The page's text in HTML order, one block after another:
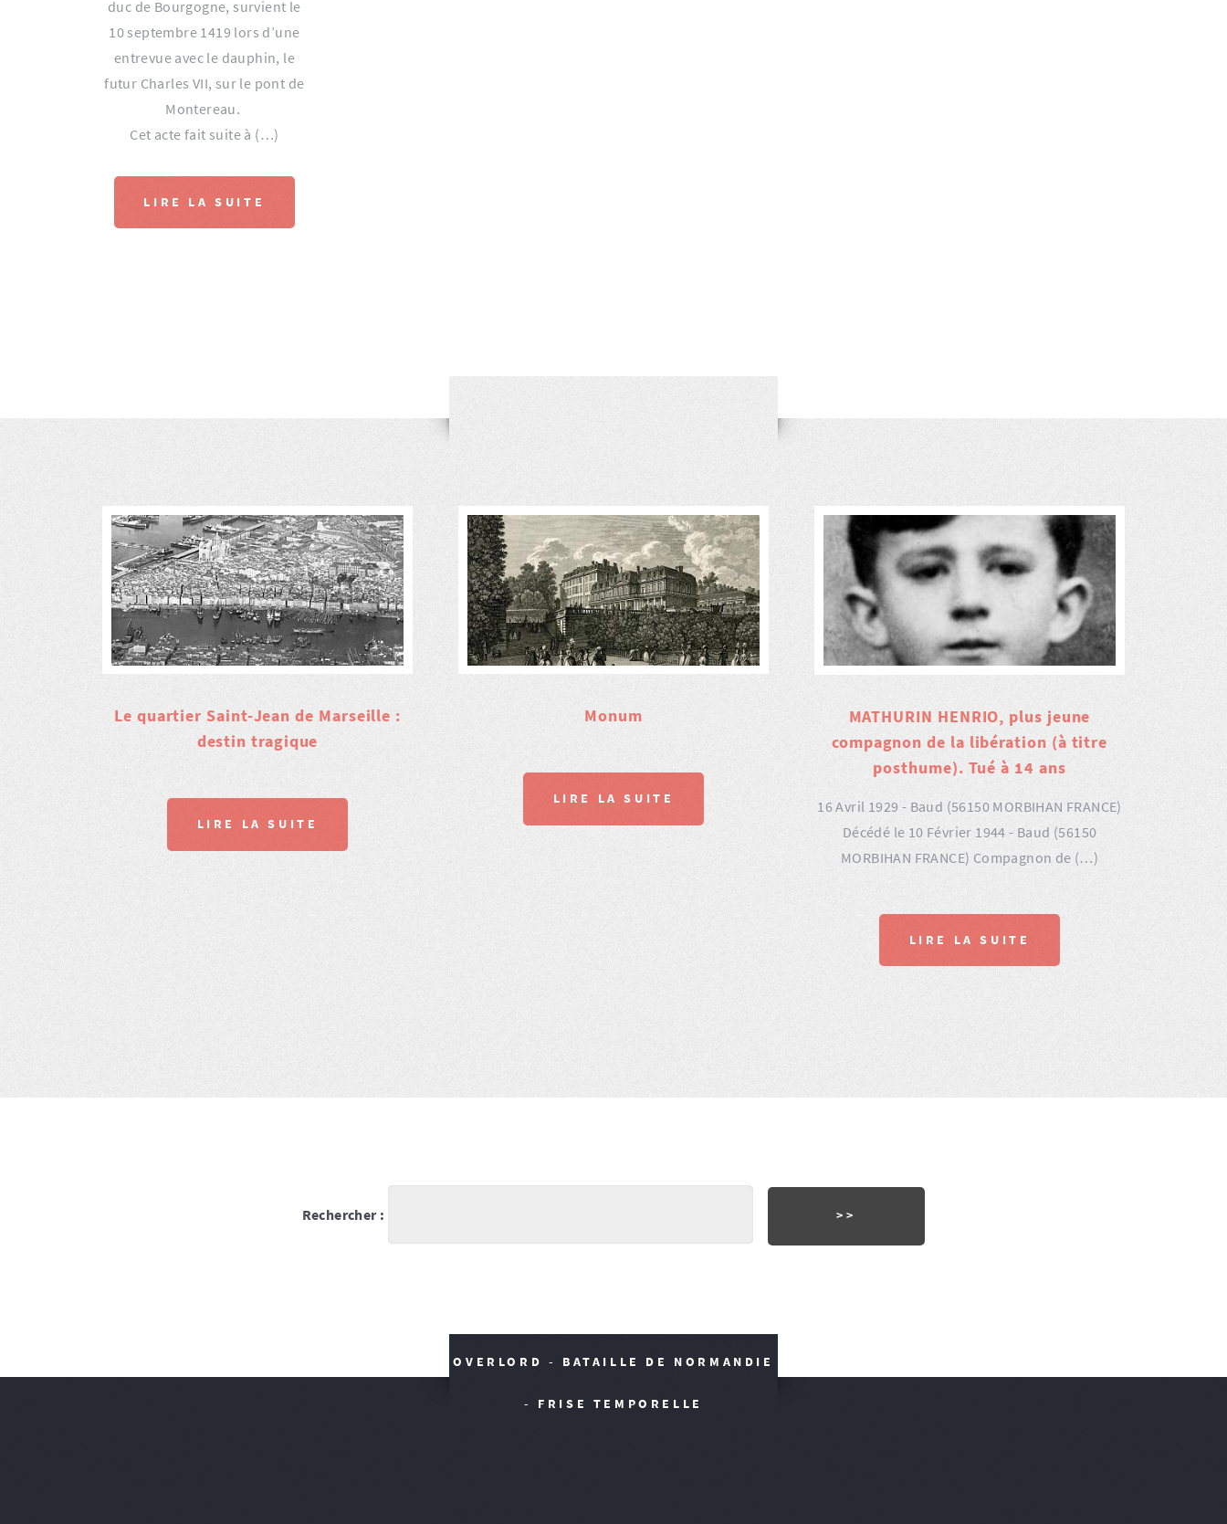
duc de Bourgogne, survient le
10 septembre 1419 lors d’une
entrevue avec le dauphin, le
futur Charles VII, sur le pont de
Montereau.
Cet acte fait suite à (…)
LIRE LA SUITE
Le quartier Saint-Jean de Marseille :
destin tragique
LIRE LA SUITE
Monum
LIRE LA SUITE
MATHURIN HENRIO, plus jeune
compagnon de la libération (à titre
posthume). Tué à 14 ans
16 Avril 1929 - Baud (56150 MORBIHAN FRANCE)
Décédé le 10 Février 1944 - Baud (56150
MORBIHAN FRANCE) Compagnon de (…)
LIRE LA SUITE
Rechercher :
OVERLORD - BATAILLE DE NORMANDIE
- FRISE TEMPORELLE